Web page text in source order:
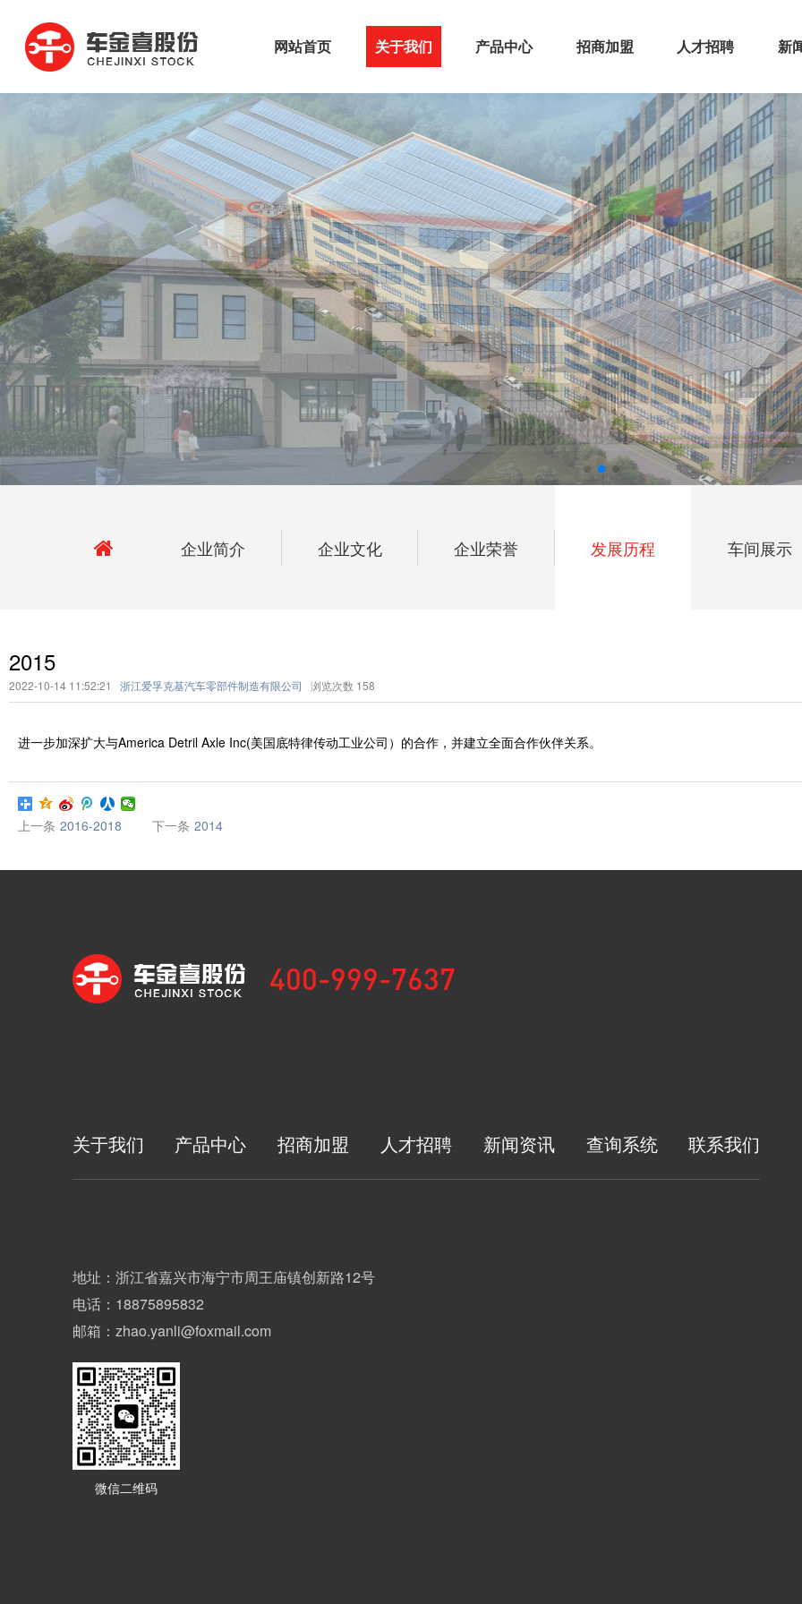
网站首页 关于我们 产品中心 招商加盟 人才招聘 新
关于我们
企业简介 企业文化 企业荣誉 发展历程 车间展示
2015
2022-10-14 11:52:21 浙江爱孚克基汽车零部件制造有限公司 浏览次数 158
进一步加深扩大与America Detril Axle Inc(美国底特律传动工业公司）的合作，并建立全面合作伙伴关系。
上一条 2016-2018 下一条 2014
400-999-7637
关于我们 产品中心 招商加盟 人才招聘 新闻资讯 查询系统 联系我们
地址：浙江省嘉兴市海宁市周王庙镇创新路12号
电话：18875895832
邮箱：zhao.yanli@foxmail.com
微信二维码